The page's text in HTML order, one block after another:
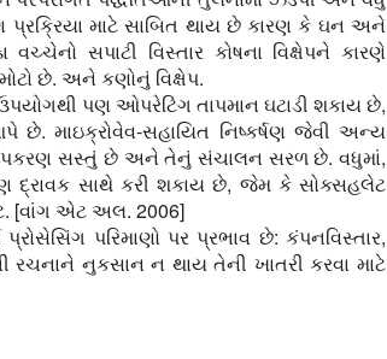
પ્રક્રિયા માટે સાબિત થાય છે કારણ કે ઘન અને
વચ્ચેનો સપાટી વિસ્તાર કોષના વિક્ષેપને કારણે
છે. અને કણોનું વિક્ષેપ.
પણ ઓપરેટિંગ તાપમાન ઘટાડી શકાય છે,
છે. માઇક્રોવેવ-સહાયિત નિષ્કર્ષણ જેવી અન્ય
ઉપકરણ સસ્તું છે અને તેનું સંચાલન સરળ છે. વધુમાં,
દ્રાવક સાથે કરી શકાય છે, જેમ કે સોક્સહલેટ
[વાંગ એટ અલ. 2006]
પરિમાણો પર પ્રભાવ છે: કંપનવિસ્તાર,
નુકસાન ન થાય તેની ખાતરી કરવા માટે